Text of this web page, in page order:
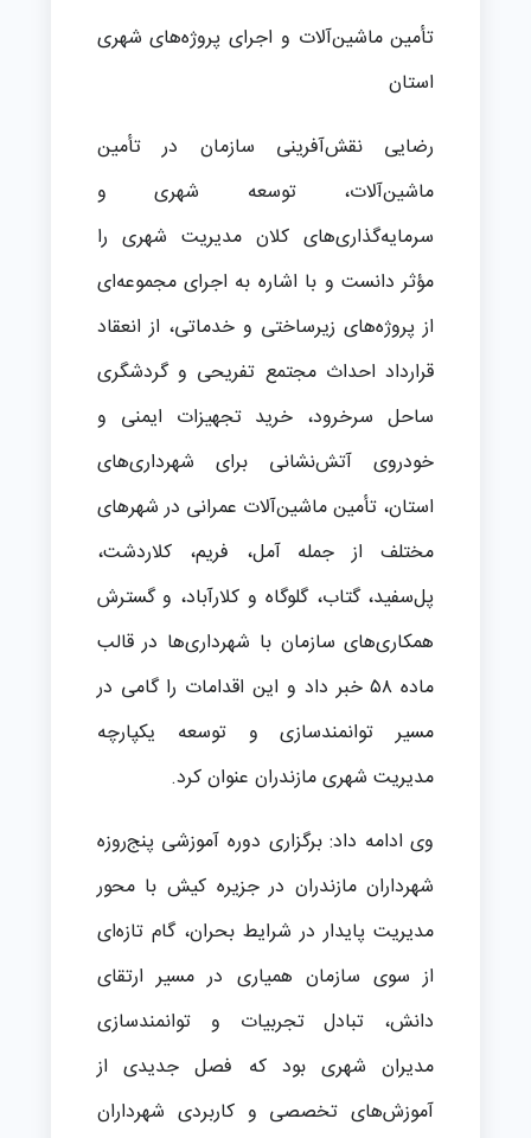
تأمین ماشین‌آلات و اجرای پروژه‌های شهری
استان
رضایی نقش‌آفرینی سازمان در تأمین
ماشین‌آلات، توسعه شهری و
سرمایه‌گذاری‌های کلان مدیریت شهری را
مؤثر دانست و با اشاره به اجرای مجموعه‌ای
از پروژه‌های زیرساختی و خدماتی، از انعقاد
قرارداد احداث مجتمع تفریحی و گردشگری
ساحل سرخرود، خرید تجهیزات ایمنی و
خودروی آتش‌نشانی برای شهرداری‌های
استان، تأمین ماشین‌آلات عمرانی در شهرهای
مختلف از جمله آمل، فریم، کلاردشت،
پل‌سفید، گتاب، گلوگاه و کلارآباد، و گسترش
همکاری‌های سازمان با شهرداری‌ها در قالب
ماده ۵۸ خبر داد و این اقدامات را گامی در
مسیر توانمندسازی و توسعه یکپارچه
مدیریت شهری مازندران عنوان کرد.
وی ادامه داد: برگزاری دوره آموزشی پنج‌روزه
شهرداران مازندران در جزیره کیش با محور
مدیریت پایدار در شرایط بحران، گام تازه‌ای
از سوی سازمان همیاری در مسیر ارتقای
دانش، تبادل تجربیات و توانمندسازی
مدیران شهری بود که فصل جدیدی از
آموزش‌های تخصصی و کاربردی شهرداران